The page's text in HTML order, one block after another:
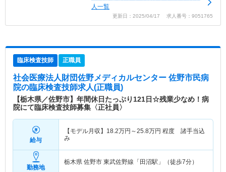
人一覧
更新日：2025/04/17 求人番号：9051765
臨床検査技師 正職員
社会医療法人財団佐野メディカルセンター 佐野市民病
院の臨床検査技師求人(正職員)
【栃木県／佐野市】年間休日たっぷり121日☆残業少なめ！病
院にて臨床検査技師募集〈正社員〉
給与
【モデル月収】 18.2万円～25.8万円 程度 諸手当込
み
勤務地
栃木県 佐野市 東武佐野線「田沼駅」（徒歩7分）